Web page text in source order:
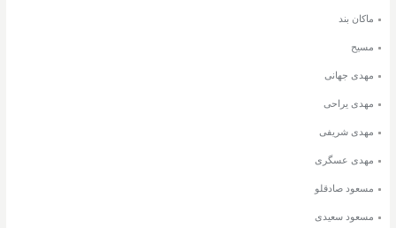
ماکان بند
مسیح
مهدی جهانی
مهدی یراحی
مهدی شریفی
مهدی عسگری
مسعود صادقلو
مسعود سعیدی